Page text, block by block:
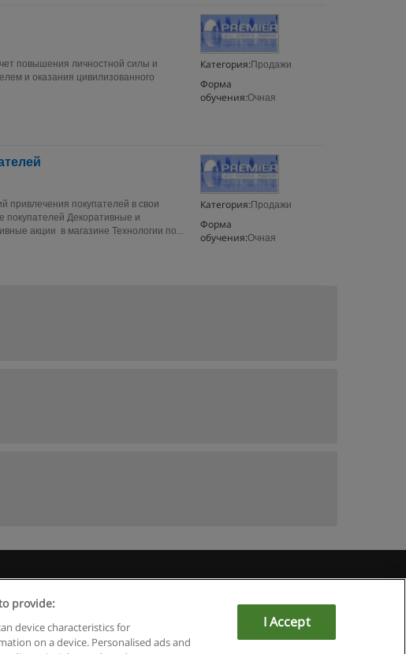
Категория: Продажи
Форма
обучения:Очная
повышения личностной силы и
и оказания цивилизованного
Категория: Продажи
Форма
обучения:Очная
привлечения покупателей в свои
покупателей Декоративные и
акции в магазине Технологии по...
provide:
device characteristics for
on a device. Personalised ads and
I Accept